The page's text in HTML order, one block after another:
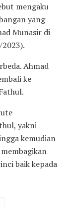
mengaku
yang
Munasir di
Ahmad
ke
yakni
kemudian
baik kepada